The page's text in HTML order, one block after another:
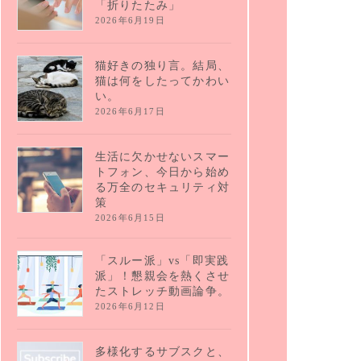
「折りたたみ」
2026年6月19日
猫好きの独り言。結局、
猫は何をしたってかわい
い。
2026年6月17日
生活に欠かせないスマー
トフォン、今日から始め
る万全のセキュリティ対
策
2026年6月15日
「スルー派」vs「即実践
派」！懇親会を熱くさせ
たストレッチ動画論争。
2026年6月12日
多様化するサブスクと、